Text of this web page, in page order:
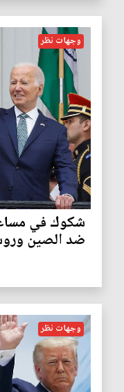
وجهات نظر
شكوك في
ضد الصين
وجهات نظر